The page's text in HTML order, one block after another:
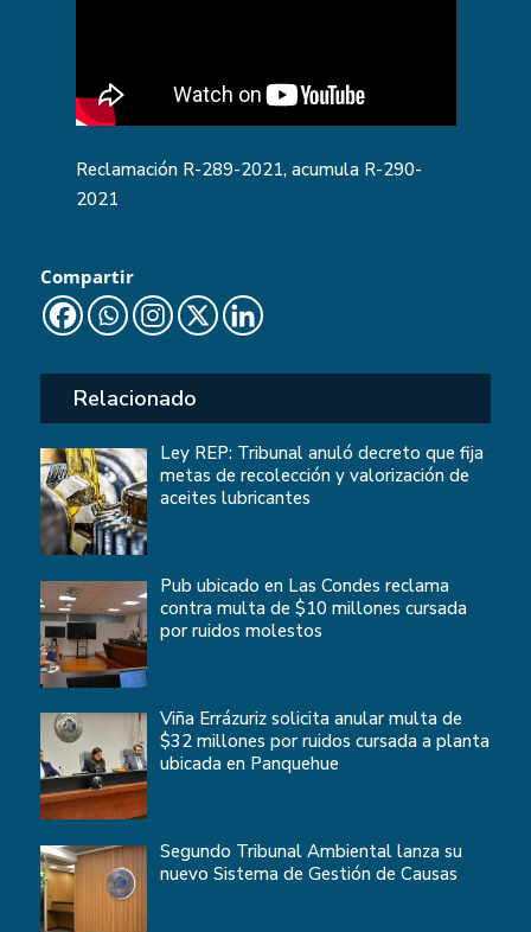
Reclamación R-289-2021, acumula R-290-
2021
Compartir
Relacionado
Ley REP: Tribunal anuló decreto que fija
metas de recolección y valorización de
aceites lubricantes
Pub ubicado en Las Condes reclama
contra multa de $10 millones cursada
por ruidos molestos
Viña Errázuriz solicita anular multa de
$32 millones por ruidos cursada a planta
ubicada en Panquehue
Segundo Tribunal Ambiental lanza su
nuevo Sistema de Gestión de Causas